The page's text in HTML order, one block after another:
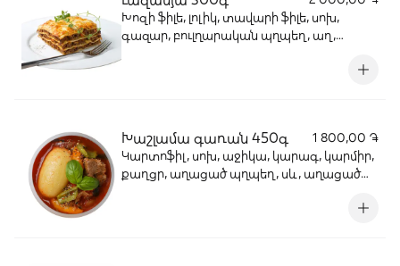
Խոզի ֆիլե, լոլիկ, տավարի ֆիլե, սոխ,
գազար, բուլղարական պղպեղ, աղ,
Խաշլամա գառան 450գ
1 800,00 ֏
Կարտոֆիլ, սոխ, աջիկա, կարագ, կարմիր,
քաղցր, աղացած պղպեղ, սև, աղացած